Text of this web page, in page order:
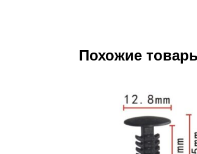
Похожие